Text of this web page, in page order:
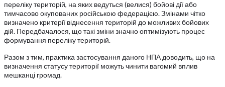
переліку територій, на яких ведуться (велися) бойові дії або
тимчасово окупованих російською федерацією. Змінами чітко
визначено критерії віднесення територій до можливих бойових
дій. Передбачалося, що такі зміни значно оптимізують процес
формування переліку територій.
Разом з тим, практика застосування даного НПА доводить, що на
визначення статусу території можуть чинити вагомий вплив
мешканці громад.